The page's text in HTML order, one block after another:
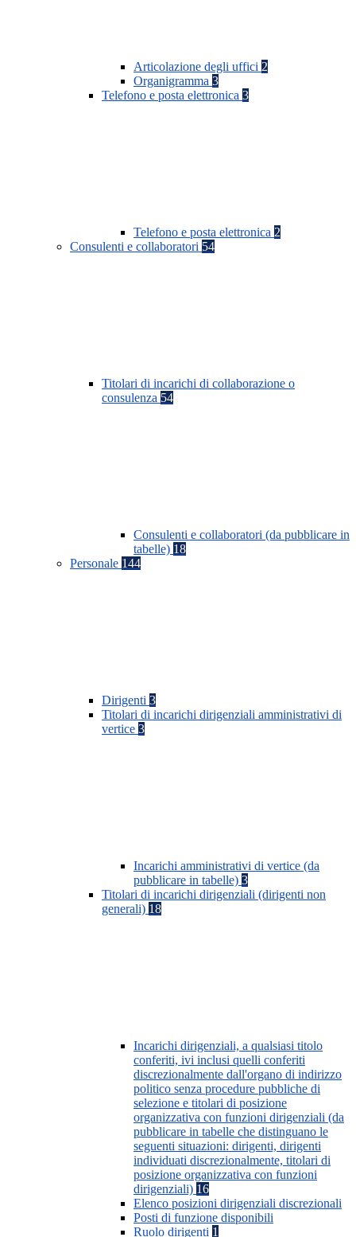
Articolazione degli uffici 2
Organigramma 3
Telefono e posta elettronica 3
Telefono e posta elettronica 2
Consulenti e collaboratori 54
Titolari di incarichi di collaborazione o
consulenza 54
Consulenti e collaboratori (da pubblicare in
tabelle) 18
Personale 144
Dirigenti 3
Titolari di incarichi dirigenziali amministrativi di
vertice 3
Incarichi amministrativi di vertice (da
pubblicare in tabelle) 3
Titolari di incarichi dirigenziali (dirigenti non
generali) 18
Incarichi dirigenziali, a qualsiasi titolo
conferiti, ivi inclusi quelli conferiti
discrezionalmente dall'organo di indirizzo
politico senza procedure pubbliche di
selezione e titolari di posizione
organizzativa con funzioni dirigenziali (da
pubblicare in tabelle che distinguano le
seguenti situazioni: dirigenti, dirigenti
individuati discrezionalmente, titolari di
posizione organizzativa con funzioni
dirigenziali) 16
Elenco posizioni dirigenziali discrezionali
Posti di funzione disponibili
Ruolo dirigenti 1